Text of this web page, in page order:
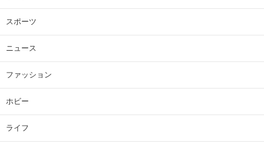
スポーツ
ニュース
ファッション
ホビー
ライフ